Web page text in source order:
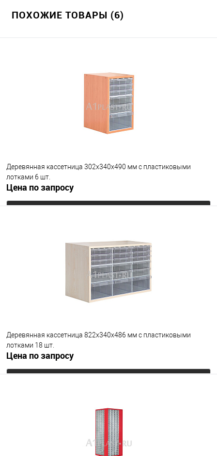
ПОХОЖИЕ ТОВАРЫ (6)
Деревянная кассетница 302х340х490 мм с пластиковыми
лотками 6 шт.
Цена по запросу
Под заказ
Деревянная кассетница 822х340х486 мм с пластиковыми
лотками 18 шт.
Цена по запросу